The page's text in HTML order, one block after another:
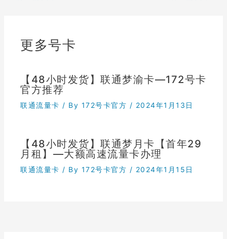
更多号卡
【48小时发货】联通梦渝卡—172号卡
官方推荐
联通流量卡 / By 172号卡官方 / 2024年1月13日
【48小时发货】联通梦月卡【首年29
月租】—大额高速流量卡办理
联通流量卡 / By 172号卡官方 / 2024年1月15日